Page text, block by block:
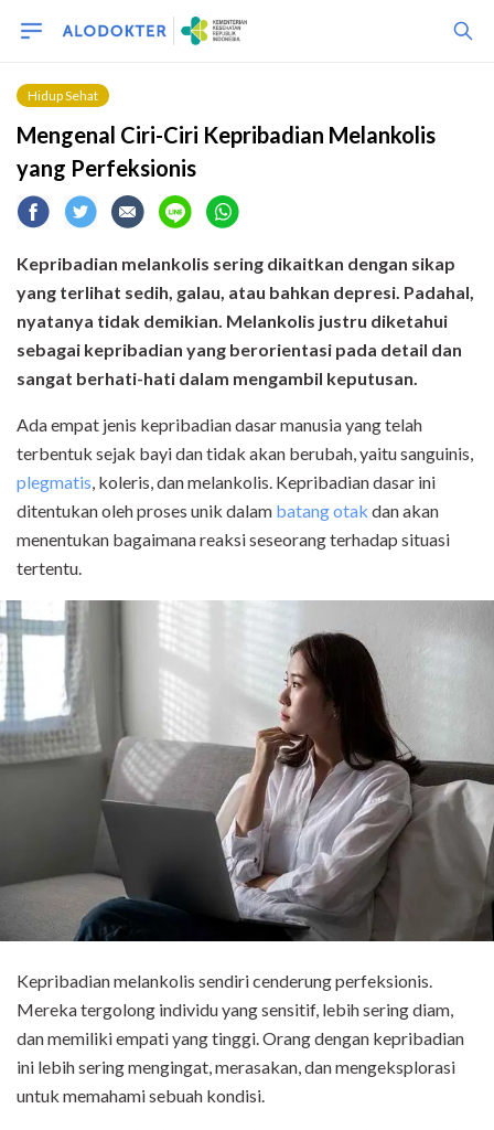
Hidup Sehat
Mengenal Ciri-Ciri Kepribadian Melankolis
yang Perfeksionis
Kepribadian melankolis sering dikaitkan dengan sikap
yang terlihat sedih, galau, atau bahkan depresi. Padahal,
nyatanya tidak demikian. Melankolis justru diketahui
sebagai kepribadian yang berorientasi pada detail dan
sangat berhati-hati dalam mengambil keputusan.
Ada empat jenis kepribadian dasar manusia yang telah
terbentuk sejak bayi dan tidak akan berubah, yaitu sanguinis,
plegmatis, koleris, dan melankolis. Kepribadian dasar ini
ditentukan oleh proses unik dalam batang otak dan akan
menentukan bagaimana reaksi seseorang terhadap situasi
tertentu.
Kepribadian melankolis sendiri cenderung perfeksionis.
Mereka tergolong individu yang sensitif, lebih sering diam,
dan memiliki empati yang tinggi. Orang dengan kepribadian
ini lebih sering mengingat, merasakan, dan mengeksplorasi
untuk memahami sebuah kondisi.